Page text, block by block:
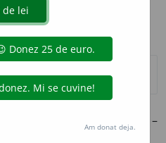
integritate, onestitate. –
Am donat deja.